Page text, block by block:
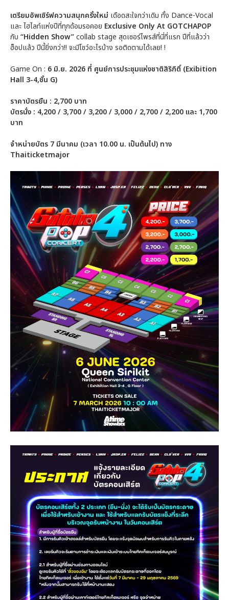
เตรียมอัพเซิร์ฟความสนุกครั้งใหม่ เดือดสะใจกว่าเดิม ทั้ง Dance-Vocal
และ ไฮไลท์แห่งปีที่ทุกด้อมรอคอย Exclusive Only At GOTCHAPOP
กับ “Hidden Show”collab stage สุดเซอร์ไพรส์ที่นี่ที่แรก ปีที่แล้วว่า
ฮ็อปแล้ว ปีนี้ยิ่งกว่า!! จะมีโชว์อะไรบ้าง รอติดตามได้เลย! !
Game On : 6 มิ.ย. 2026 ที่ ศูนย์การประชุมแห่งชาติสิริกิติ์ (Exibition
Hall 3-4,ชั้น G)
ราคาบัตรยืน : 2,700 บาท
บัตรนั่ง : 4,200 / 3,700 / 3,200 / 3,000 / 2,700 / 2,200 และ 1,700
บาท
จำหน่ายบัตร 7 มีนาคม (เวลา 10.00 น. เป็นต้นไป) ทาง
Thaiticketmajor